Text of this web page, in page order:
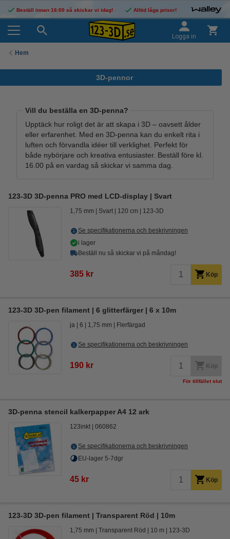
Beställ innan 16:00 så skickar vi idag! Alltid låga priser!
Logga in
Hem
3D-pennor
Vill du beställa en 3D-penna?
Upptäck hur roligt det är att skapa i 3D – oavsett ålder
eller erfarenhet. Med en 3D-penna kan du enkelt rita i
luften och förvandla idéer till verklighet. Perfekt för
både nybörjare och kreativa entusiaster. Beställ före kl.
16.00 på en vardag så skickar vi samma dag.
123-3D 3D-penna PRO med LCD-display | Svart
1,75 mm Svart 120 cm 123-3D
Se specifikationerna och beskrivningen
i lager
Beställ nu så skickar vi på måndag!
385 kr Köp
123-3D 3D-pen filament | 6 glitterfärger | 6 x 10m
ja 6 1,75 mm Flerfärgad
Se specifikationerna och beskrivningen
190 kr Köp
För tillfället slut
3D-penna stencil kalkerpapper A4 12 ark
123inkt 060862
Se specifikationerna och beskrivningen
EU-lager 5-7dgr
45 kr Köp
123-3D 3D-pen filament | Transparent Röd | 10m
1,75 mm Transparent Röd 10 m 123-3D